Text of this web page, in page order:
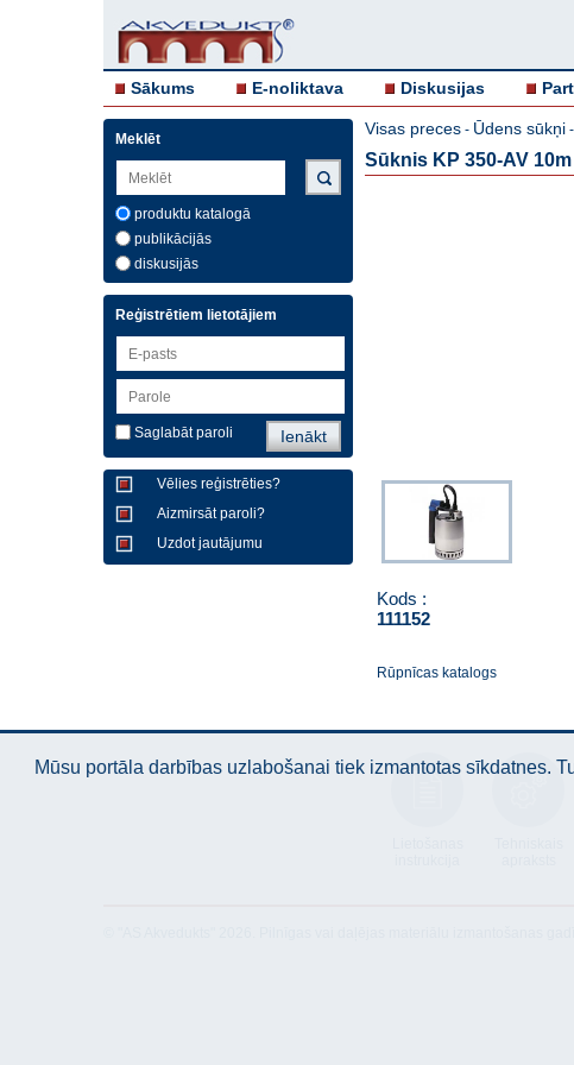
Sākums E-noliktava Diskusijas
Meklēt
produktu katalogā
publikācijās
diskusijās
Reģistrētiem lietotājiem
Saglabāt paroli
Vēlies reģistrēties?
Aizmirsāt paroli?
Uzdot jautājumu
Visas preces - Ūdens sūkņi -
Sūknis KP 350-AV
Kods :
111152
Rūpnīcas katalogs
Mūsu portāla darbības uzlabošanai tiek izmantotas sīkdatnes.